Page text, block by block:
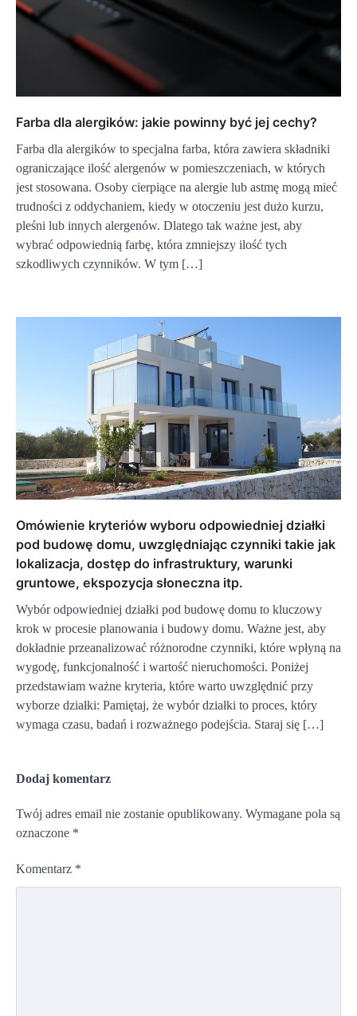
Farba dla alergików: jakie powinny być jej cechy?
Farba dla alergików to specjalna farba, która zawiera składniki
ograniczające ilość alergenów w pomieszczeniach, w których
jest stosowana. Osoby cierpiące na alergie lub astmę mogą mieć
trudności z oddychaniem, kiedy w otoczeniu jest dużo kurzu,
pleśni lub innych alergenów. Dlatego tak ważne jest, aby
wybrać odpowiednią farbę, która zmniejszy ilość tych
szkodliwych czynników. W tym […]
Omówienie kryteriów wyboru odpowiedniej działki
pod budowę domu, uwzględniając czynniki takie jak
lokalizacja, dostęp do infrastruktury, warunki
gruntowe, ekspozycja słoneczna itp.
Wybór odpowiedniej działki pod budowę domu to kluczowy
krok w procesie planowania i budowy domu. Ważne jest, aby
dokładnie przeanalizować różnorodne czynniki, które wpłyną na
wygodę, funkcjonalność i wartość nieruchomości. Poniżej
przedstawiam ważne kryteria, które warto uwzględnić przy
wyborze działki: Pamiętaj, że wybór działki to proces, który
wymaga czasu, badań i rozważnego podejścia. Staraj się […]
Dodaj komentarz
Twój adres email nie zostanie opublikowany. Wymagane pola są
oznaczone *
Komentarz *